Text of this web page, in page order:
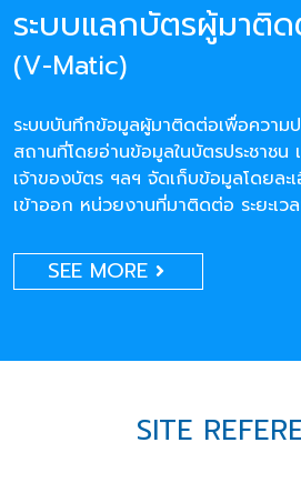
ระบบแลกบัตรผู้มาติ
(V-Matic)
ระบบบันทึกข้อมูลผู้มาติดต่อเพื่อความ
สถานที่โดยอ่านข้อมูลในบัตรประชาช
เจ้าของบัตร ฯลฯ จัดเก็บข้อมูลโดยละ
เข้าออก หน่วยงานที่มาติดต่อ ระยะเว
SEE MORE
SITE